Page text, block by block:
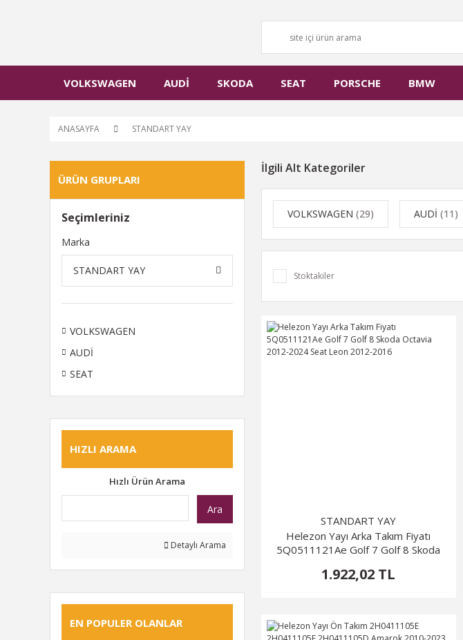
VOLKSWAGEN AUDİ SKODA SEAT PORSCHE BMW
ANASAYFA STANDART YAY
ÜRÜN GRUPLARI
Seçimleriniz
Marka
STANDART YAY
VOLKSWAGEN
AUDİ
SEAT
HIZLI ARAMA
Hızlı Ürün Arama
Ara
Detaylı Arama
EN POPULER OLANLAR
İlgili Alt Kategoriler
VOLKSWAGEN (29) AUDİ (11)
Stoktakiler
STANDART YAY
Helezon Yayı Arka Takım Fiyatı
5Q0511121Ae Golf 7 Golf 8 Skoda
2016
1.922,02 TL